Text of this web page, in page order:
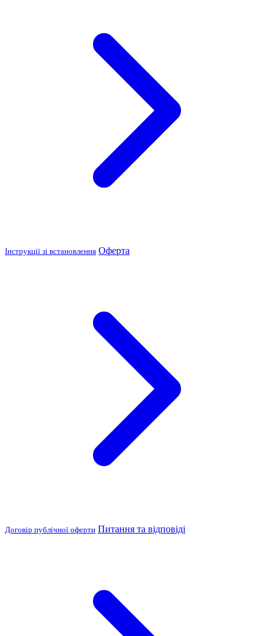
Інструкції зі встановлення Оферта
Договір публічної оферти Питання та відповіді